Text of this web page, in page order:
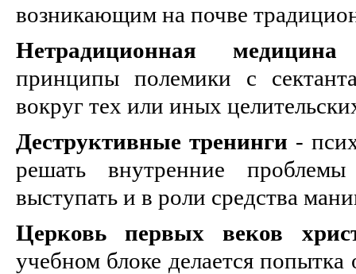
возникающим на почве
Нетрадиционная медицина
принципы полемики с
вокруг тех или иных
Деструктивные тренинги -
решать внутренние
выступать и в роли средства
Церковь первых веков
учебном блоке делается попытка